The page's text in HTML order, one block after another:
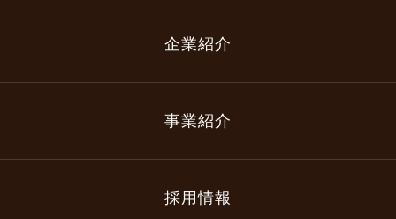
企業紹介
事業紹介
採用情報